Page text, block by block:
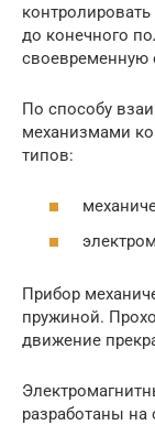
до конечного
своевременную
По способу
механизмами
типов:
Прибор
пружиной.
движение
разработаны на